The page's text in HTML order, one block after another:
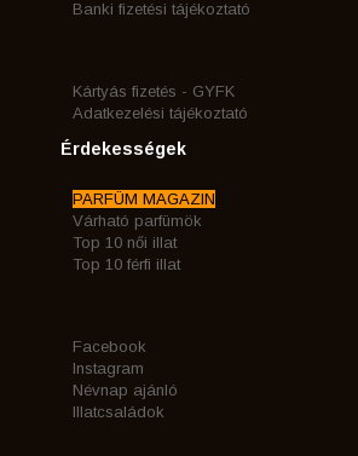
Banki fizetési tájékoztató
Kártyás fizetés - GYFK
Adatkezelési tájékoztató
Érdekességek
PARFÜM MAGAZIN
Várható parfümök
Top 10 női illat
Top 10 férfi illat
Facebook
Instagram
Névnap ajánló
Illatcsaládok